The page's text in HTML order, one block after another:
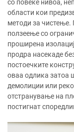
со повеќе нивоа,
области кои
методи за чистење.
ползеење со
проширена
продра насекаде
постоечките
оваа одлика затоа
демолиции или
отстранување на
постигнат